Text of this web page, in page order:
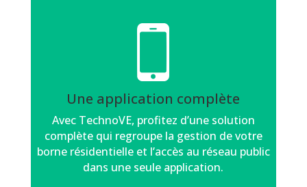
Une application complète
Avec TechnoVE, profitez d’une solution
complète qui regroupe la gestion de votre
borne résidentielle et l’accès au réseau public
dans une seule application.